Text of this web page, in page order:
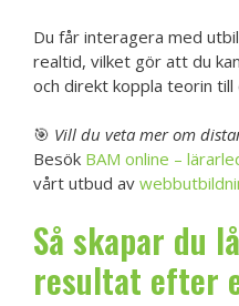
Du får interagera med
realtid, vilket gör att du
och direkt koppla teorin
🎯 Vill du veta mer om
Besök BAM online –
vårt utbud av
Så skapar du
resultat efter